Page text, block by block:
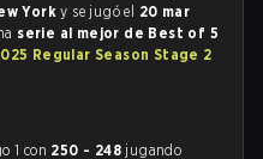
Yorky se jugó el 20 mar
serie al mejor de Best of 5
Regular Season Stage 2
1 con 250 - 248 jugando